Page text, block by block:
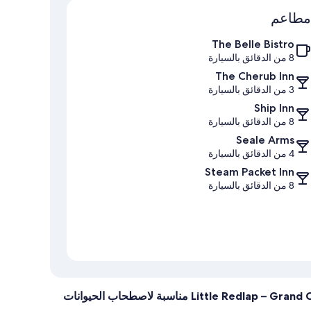
مطاعم
The Belle Bistro
8 من الدقائق بالسيارة
The Cherub Inn
3 من الدقائق بالسيارة
Ship Inn
8 من الدقائق بالسيارة
Seale Arms
4 من الدقائق بالسيارة
Steam Packet Inn
8 من الدقائق بالسيارة
هل Little Redlap – Grand Coastal Estate with Sea Views & Walled Gardens مناسبة لاصطحاب الحيوانات